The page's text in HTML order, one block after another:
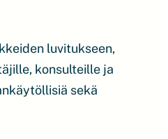
luvitukseen,
konsulteille ja
sekä